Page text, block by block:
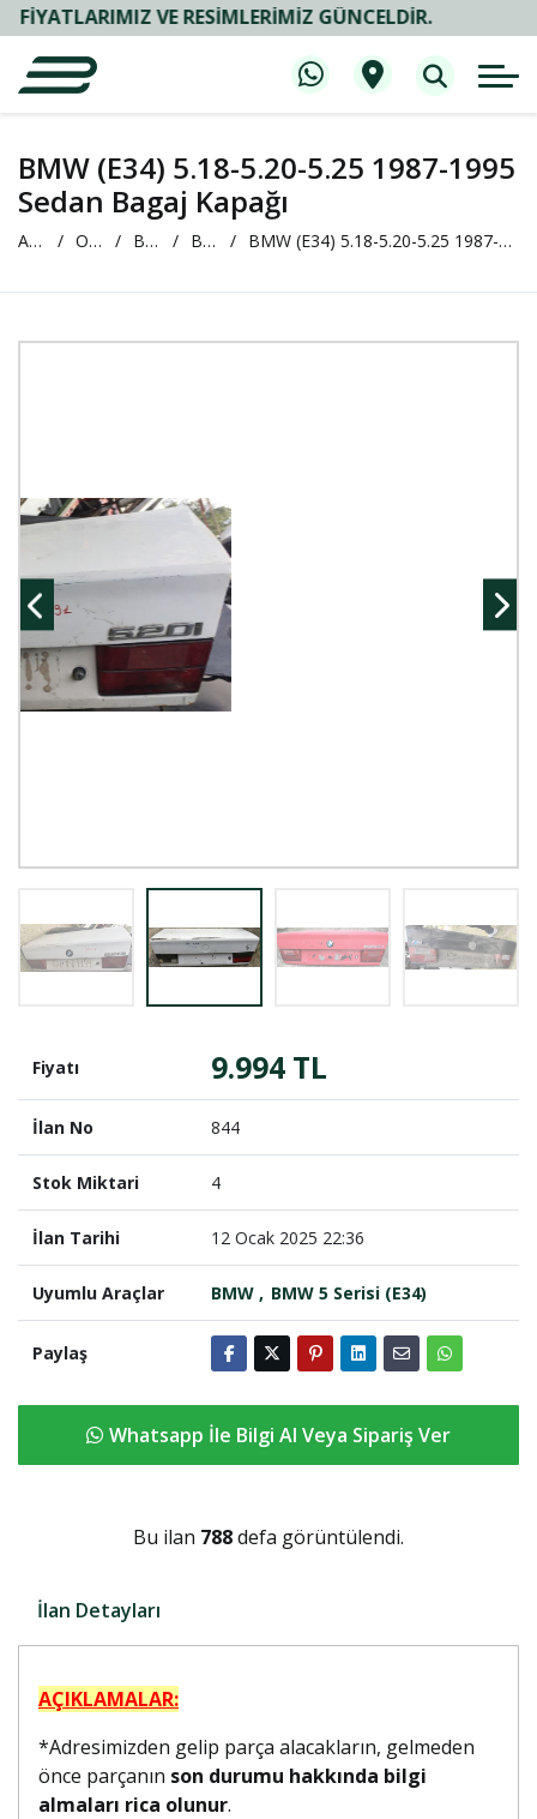
VE RESIMLERIMIZ GÜNCELDIR.
BMW (E34) 5.18-5.20-5.25 1987-1995
Sedan Bagaj Kapağı
Anasayfa Oto Çıkma ve Yedek Parça BMW BMW 5 Serisi (E34) BMW (E34) 5.18-5.20-5.25 1987-1995 Sedan Bagaj Kapağı
Fiyatı 9.994 TL
İlan No 844
Stok Miktari 4
İlan Tarihi 12 Ocak 2025 22:36
Uyumlu Araçlar BMW BMW 5 Serisi (E34)
Paylaş
Whatsapp İle Bilgi Al Veya Sipariş Ver
Bu ilan 788defa görüntülendi.
İlan Detayları
AÇIKLAMALAR:
*Adresimizden gelip parça alacakların, gelmeden
önce parçanın son durumu hakkında bilgi
almaları rica olunur.